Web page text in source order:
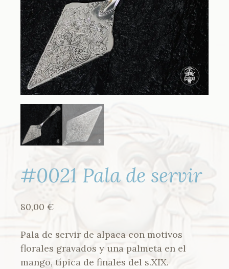
#0021 Pala de servir
80,00 €
Pala de servir de alpaca con motivos
florales gravados y una palmeta en el
mango, típica de finales del s.XIX.